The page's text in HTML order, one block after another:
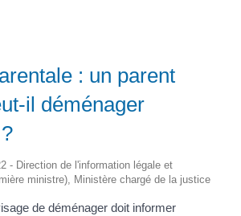
: un parent
il déménager
- Direction de l'information légale et
ministre), Ministère chargé de la justice
de déménager doit informer